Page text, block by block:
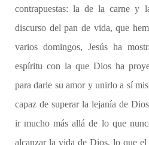
contrapuestas: la de la carne y
discurso del pan de vida, que
varios domingos, Jesús ha
espíritu con la que Dios ha
para darle su amor y unirlo a sí
capaz de superar la lejanía de
ir mucho más allá de lo que
alcanzar la vida de Dios, lo que el